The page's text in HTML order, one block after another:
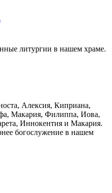
литургии в нашем храме.
Алексия, Киприана,
Макария, Филиппа, Иова,
Иннокентия и Макария.
богослужение в нашем